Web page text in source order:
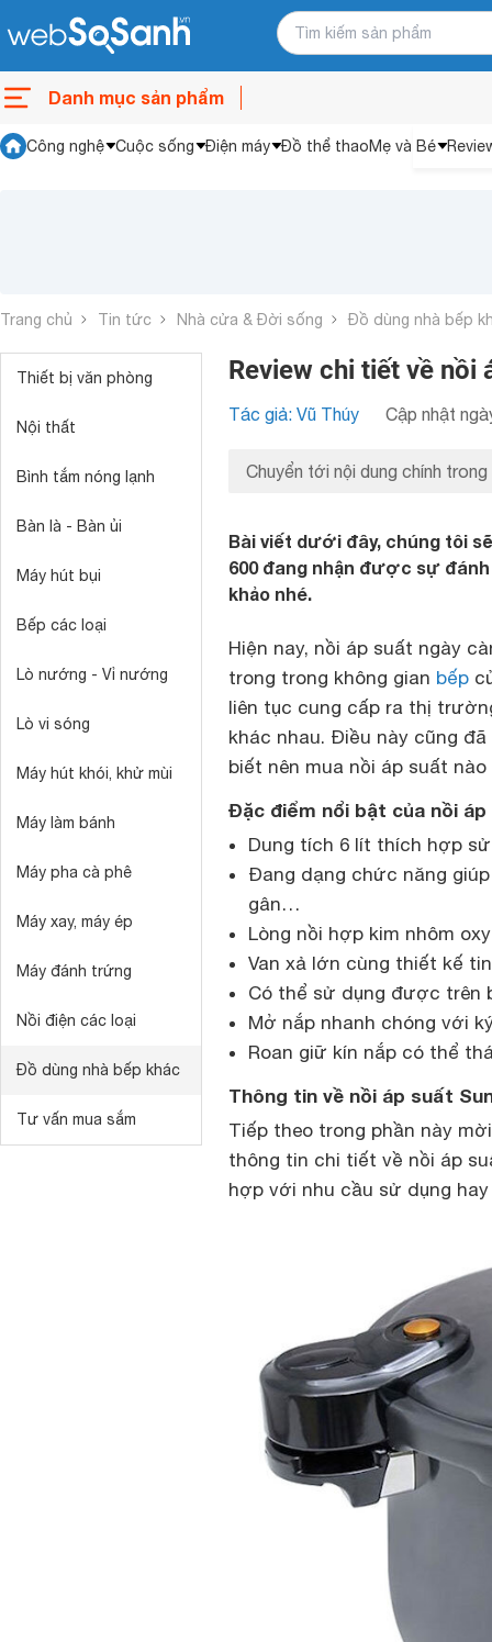
Danh mục sản phẩm
Công nghệ Cuộc sống Điện máy Đồ thể thaoMẹ và Bé
Trang chủ Tin tức Nhà cửa & Đời sống Đồ dùng nhà bếp
Thiết bị văn phòng
Nội thất
Bình tắm nóng lạnh
Bàn là - Bàn ủi
Máy hút bụi
Bếp các loại
Lò nướng - Vỉ nướng
Lò vi sóng
Máy hút khói, khử mùi
Máy làm bánh
Máy pha cà phê
Máy xay, máy ép
Máy đánh trứng
Nồi điện các loại
Đồ dùng nhà bếp khác
Tư vấn mua sắm
Review chi tiết về nồi
Tác giả: Vũ Thúy Cập nhật
Chuyển tới nội dung chính trong
Bài viết dưới đây, chúng tôi
600 đang nhận được sự
khảo nhé.
Hiện nay, nồi áp suất ngày
trong trong không gian bếp
liên tục cung cấp ra thị
khác nhau. Điều này cũng
biết nên mua nồi áp suất
Đặc điểm nổi bật của nồi áp
Dung tích 6 lít thích hợp
Đang dạng chức năng
gân…
Lòng nồi hợp kim nhôm
Van xả lớn cùng thiết kế
Có thể sử dụng được trên
Mở nắp nhanh chóng với
Roan giữ kín nắp có thể
Thông tin về nồi áp suất
Tiếp theo trong phần này
thông tin chi tiết về nồi áp
hợp với nhu cầu sử dụng hay